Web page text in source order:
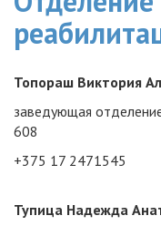
Топораш Виктория
заведующая
608
+375 17 2471545
Тупица Надежда